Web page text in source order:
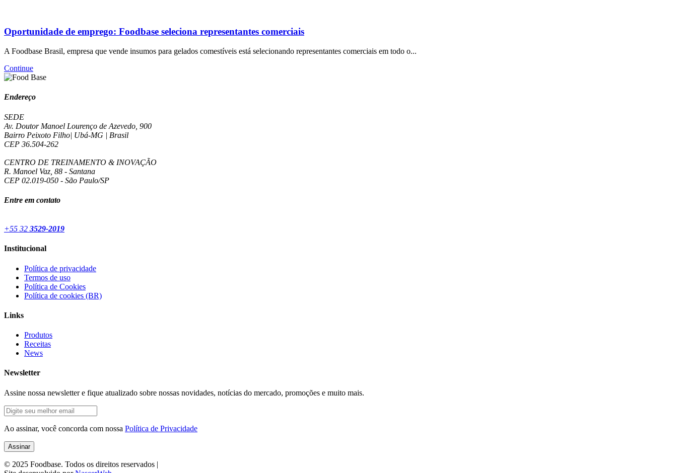
Oportunidade de emprego: Foodbase seleciona representantes comerciais
A Foodbase Brasil, empresa que vende insumos para gelados comestíveis está selecionando representantes comerciais em todo o...
Continue
Endereço
SEDE
Av. Doutor Manoel Lourenço de Azevedo, 900
Bairro Peixoto Filho| Ubá-MG | Brasil
CEP 36.504-262
CENTRO DE TREINAMENTO & INOVAÇÃO
R. Manoel Vaz, 88 - Santana
CEP 02.019-050 - São Paulo/SP
Entre em contato
+55 32 3529-2019
Institucional
Política de privacidade
Termos de uso
Política de Cookies
Política de cookies (BR)
Links
Produtos
Receitas
News
Newsletter
Assine nossa newsletter e fique atualizado sobre nossas novidades, notícias do mercado, promoções e muito mais.
Ao assinar, você concorda com nossa Política de Privacidade
© 2025 Foodbase. Todos os direitos reservados |